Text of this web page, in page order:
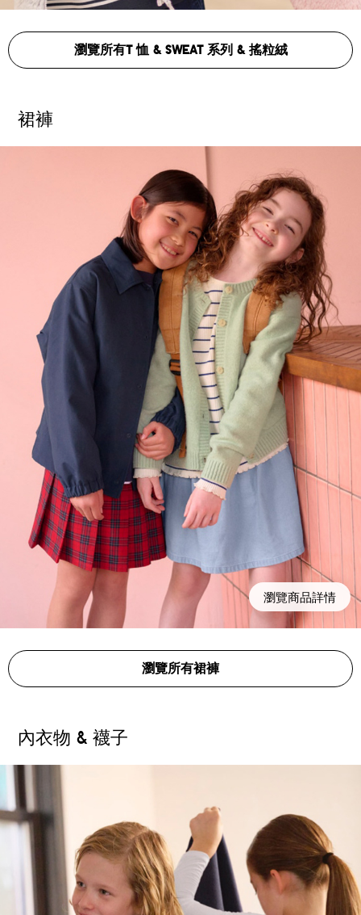
瀏覽所有T 恤 & SWEAT 系列 & 搖粒絨
裙褲
瀏覽商品詳情
瀏覽所有裙褲
內衣物 & 襪子